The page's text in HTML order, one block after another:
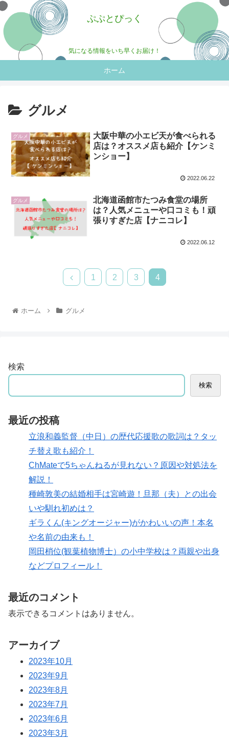
ぷぷとぴっく
気になる情報をいち早くお届け！
ホーム
グルメ
グルメ
大阪中華の小エビ天が食べられる
店は？オススメ店も紹介【ケンミ
ンショー】
2022.06.22
グルメ
北海道函館市たつみ食堂の場所
は？人気メニューや口コミも！頑
張りすぎた店【ナニコレ】
2022.06.12
1 2 3 4
ホーム グルメ
検索
検索
最近の投稿
立浪和義監督（中日）の歴代応援歌の歌詞は？タッ
チ替え歌も紹介！
ChMateで5ちゃんねるが見れない？原因や対処法を
解説！
種崎敦美の結婚相手は宮崎遊！旦那（夫）との出会
いや馴れ初めは？
ギラくん(キングオージャー)がかわいいの声！本名
や名前の由来も！
岡田梢位(観葉植物博士）の小中学校は？両親や出身
などプロフィール！
最近のコメント
表示できるコメントはありません。
アーカイブ
2023年10月
2023年9月
2023年8月
2023年7月
2023年6月
2023年3月